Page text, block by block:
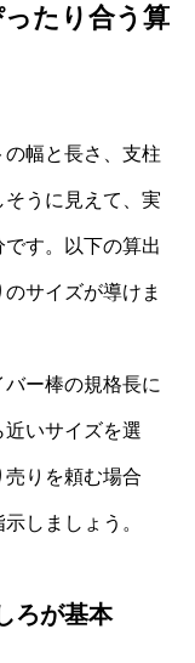
たり合う算
幅と長さ、支柱
うに見えて、実
す。以下の算出
サイズが導けま
ー棒の規格長に
いサイズを選
りを頼む場合
しましょう。
ろが基本